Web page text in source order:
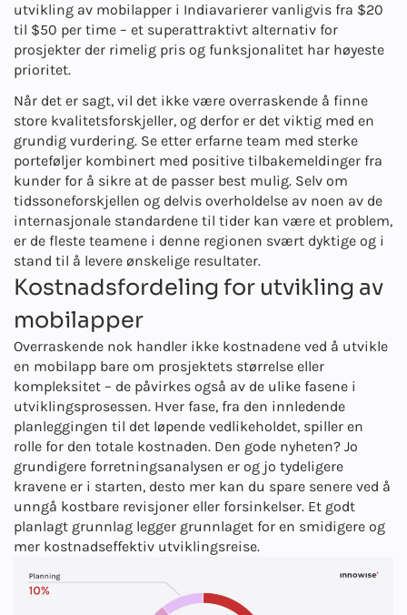
utvikling av mobilapper i Indiavarierer vanligvis fra $20
til $50 per time – et superattraktivt alternativ for
prosjekter der rimelig pris og funksjonalitet har høyeste
prioritet.
Når det er sagt, vil det ikke være overraskende å finne
store kvalitetsforskjeller, og derfor er det viktig med en
grundig vurdering. Se etter erfarne team med sterke
porteføljer kombinert med positive tilbakemeldinger fra
kunder for å sikre at de passer best mulig. Selv om
tidssoneforskjellen og delvis overholdelse av noen av de
internasjonale standardene til tider kan være et problem,
er de fleste teamene i denne regionen svært dyktige og i
stand til å levere ønskelige resultater.
Kostnadsfordeling for utvikling av
mobilapper
Overraskende nok handler ikke kostnadene ved å utvikle
en mobilapp bare om prosjektets størrelse eller
kompleksitet – de påvirkes også av de ulike fasene i
utviklingsprosessen. Hver fase, fra den innledende
planleggingen til det løpende vedlikeholdet, spiller en
rolle for den totale kostnaden. Den gode nyheten? Jo
grundigere forretningsanalysen er og jo tydeligere
kravene er i starten, desto mer kan du spare senere ved å
unngå kostbare revisjoner eller forsinkelser. Et godt
planlagt grunnlag legger grunnlaget for en smidigere og
mer kostnadseffektiv utviklingsreise.